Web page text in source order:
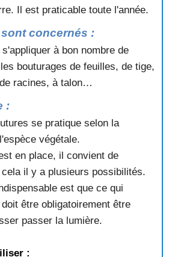
Il est praticable toute l'année.
concernés :
à bon nombre de
bouturages de feuilles, de tige,
racines, à talon…
:
se pratique selon la
végétale.
en place, il convient de
il y a plusieurs possibilités.
est que ce qui
être obligatoirement être
passer la lumière.
: